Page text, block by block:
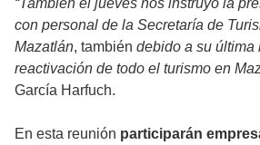
“También el jueves nos instruyó la
con personal de la Secretaría de
Mazatlán, también debido a su última
reactivación de todo el turismo en
García Harfuch.
En esta reunión participarán